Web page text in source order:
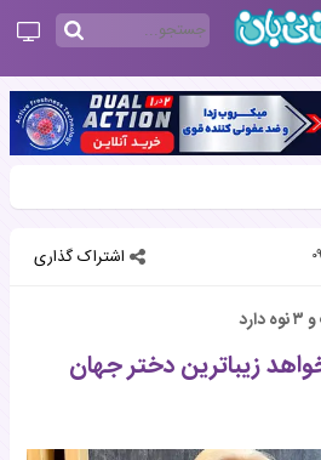
اشتراک گذاری
زیباترین دختر جهان